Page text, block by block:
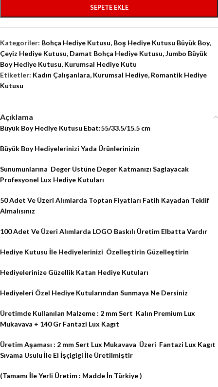
SEPETE EKLE
Kategoriler: Bohça Hediye Kutusu, Boş Hediye Kutusu Büyük Boy,
Çeyiz Hediye Kutusu, Damat Bohça Hediye Kutusu,Jumbo Büyük
Boy Hediye Kutusu, Kurumsal Hediye Kutu
Etiketler: Kadın Çalışanlara, Kurumsal Hediye, Romantik Hediye
Kutusu
Açıklama
Büyük Boy Hediye Kutusu Ebat:55/33.5/15.5 cm
Büyük Boy Hediyelerinizi Yada Ürünlerinizin
Sunumunlarına Deger Üstüne Deger Katmanızı Saglayacak
Profesyonel Lux Hediye Kutuları
50 Adet Ve Üzeri Alımlarda Toptan Fiyatları Fatih Kayadan Teklif
Almalısınız
100 Adet Ve Üzeri Alımlarda LOGO Baskılı Üretim Elbatta Vardır
Hediye Kutusu İle Hediyelerinizi Özelleştirin Güzelleştirin
Hediyelerinize Güzellik Katan Hediye Kutuları
Hediyeleri Özel Hediye Kutularından Sunmaya Ne Dersiniz
Üretimde Kullanılan Malzeme : 2 mm Sert Kalın Premium Lux
Mukavava + 140 Gr Fantazi Lux Kagıt
Üretim Aşaması : 2 mm Sert Lux Mukavava Üzeri Fantazi Lux Kagıt
Sıvama Usulu İle El İşçigigi İle Üretilmiştir
(Tamamı İle Yerli Üretim : Madde İn Türkiye )